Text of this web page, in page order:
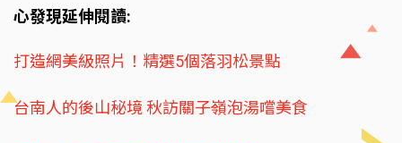
心發現延伸閱讀:
打造網美級照片！精選5個落羽松景點
台南人的後山秘境 秋訪關子嶺泡湯嚐美食